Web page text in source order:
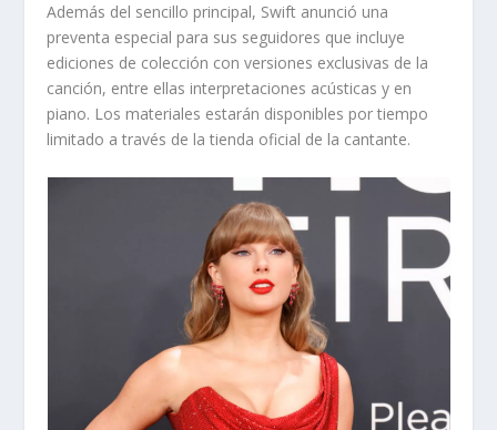
Además del sencillo principal, Swift anunció una
preventa especial para sus seguidores que incluye
ediciones de colección con versiones exclusivas de la
canción, entre ellas interpretaciones acústicas y en
piano. Los materiales estarán disponibles por tiempo
limitado a través de la tienda oficial de la cantante.